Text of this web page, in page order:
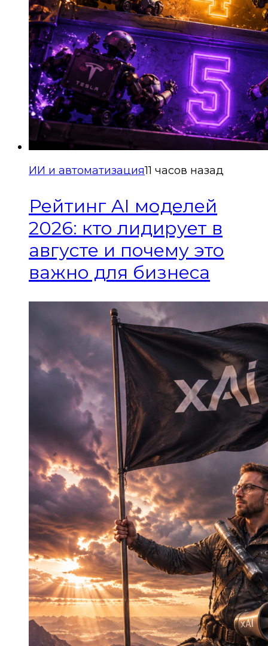
ИИ и автоматизация11 часов назад
Рейтинг AI моделей
2026: кто лидирует в
августе и почему это
важно для бизнеса